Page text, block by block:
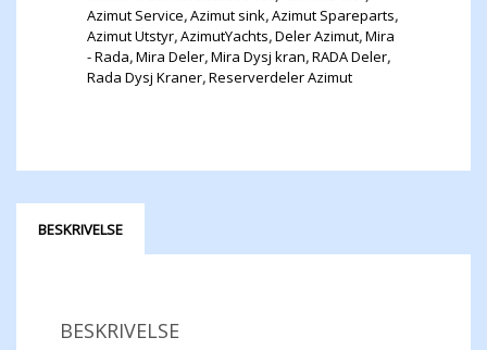
Azimut Service,Azimut sink,Azimut Spareparts,
Azimut Utstyr,AzimutYachts,Deler Azimut,Mira
- Rada,Mira Deler,Mira Dysj kran,RADA Deler,
Rada Dysj Kraner,Reserverdeler Azimut
BESKRIVELSE
BESKRIVELSE